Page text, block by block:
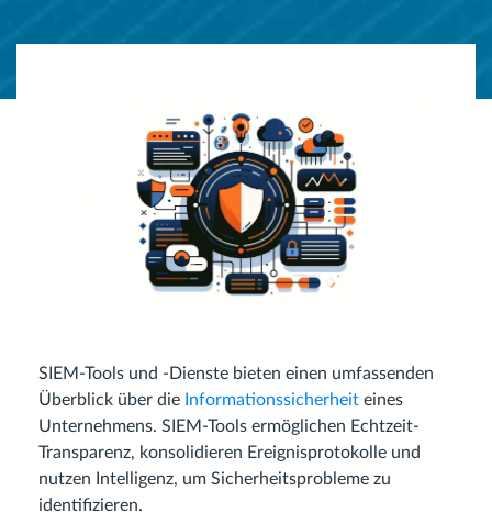
SIEM-Tools und -Dienste bieten einen umfassenden
Überblick über die Informationssicherheit eines
Unternehmens. SIEM-Tools ermöglichen Echtzeit-
Transparenz, konsolidieren Ereignisprotokolle und
nutzen Intelligenz, um Sicherheitsprobleme zu
identifizieren.